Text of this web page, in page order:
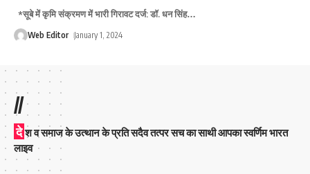
*सूबे में कृमि संक्रमण में भारी गिरावट दर्ज: डॉ. धन सिंह…
Web Editor January 1, 2024
//
दे श व समाज के उत्थान के प्रति सदैव तत्पर सच का साथी आपका स्वर्णिम भारत
लाइव